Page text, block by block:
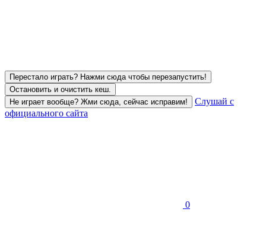
Перестало играть? Нажми сюда чтобы перезапустить!
Остановить и очистить кеш.
Не играет вообще? Жми сюда, сейчас исправим!
Слушай с
официального сайта
0